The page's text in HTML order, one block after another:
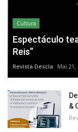
Cultura
Espectáculo
Reis”
Revista Descla Mai 21,
&